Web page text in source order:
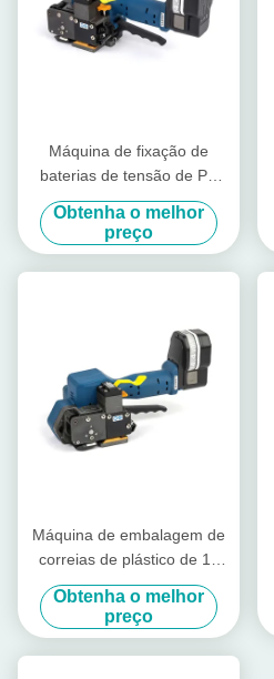
Máquina de fixação de
baterias de tensão de PP
PET 3000N Tensor para
fixação de plásticos
Obtenha o melhor
preço
Máquina de embalagem de
correias de plástico de 16
mm de correias de PP
Obtenha o melhor
preço